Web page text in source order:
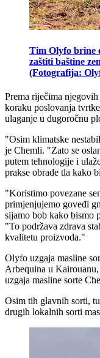
Tim Olyfo brine
zaštiti baštine
(Fotografija:
Prema riječima
koraku poslovanja
ulaganje u dugoročnu
"Osim klimatske
je Chemli. "Zato se
putem tehnologije i
prakse obrade tla kako
"Koristimo povezane
primjenjujemo goveđi
sijamo bob kako bismo
"To podržava zdrava
kvalitetu proizvoda."
Olyfo uzgaja masline
Arbequina u
uzgaja masline sorte
Osim tih glavnih sorti,
drugih lokalnih sorti